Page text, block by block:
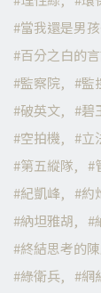
當我還是男
百分之白的
監察院
監
破英文
碧
空拍機
立
第五縱隊
紀凱峰
約
納坦雅胡
終結思考的
綠衛兵
網